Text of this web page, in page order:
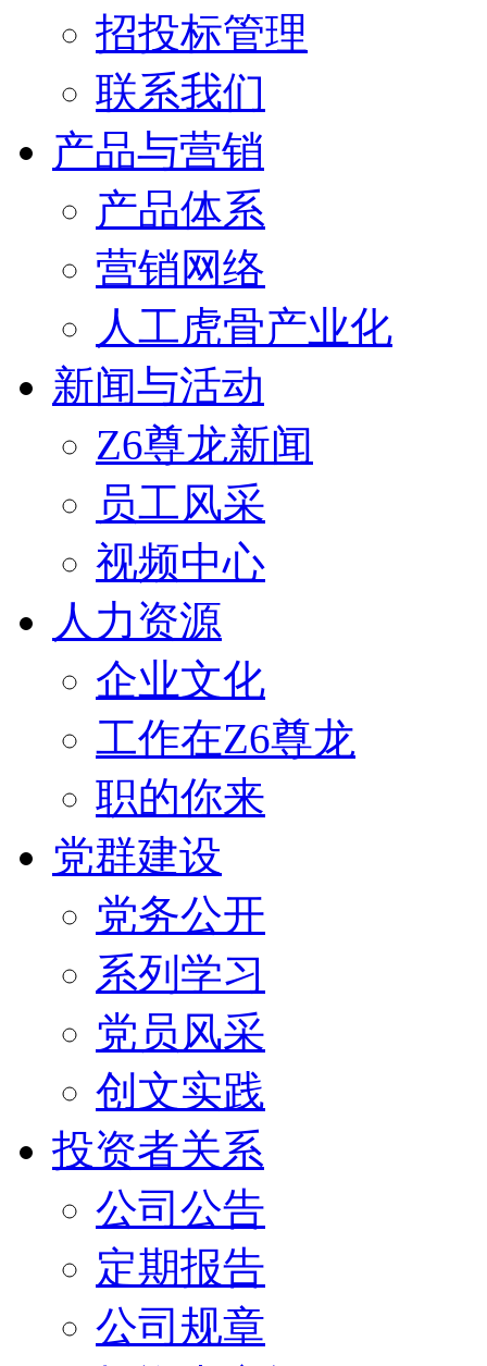
招投标管理
联系我们
产品与营销
产品体系
营销网络
人工虎骨产业化
新闻与活动
Z6尊龙新闻
员工风采
视频中心
人力资源
企业文化
工作在Z6尊龙
职的你来
党群建设
党务公开
系列学习
党员风采
创文实践
投资者关系
公司公告
定期报告
公司规章